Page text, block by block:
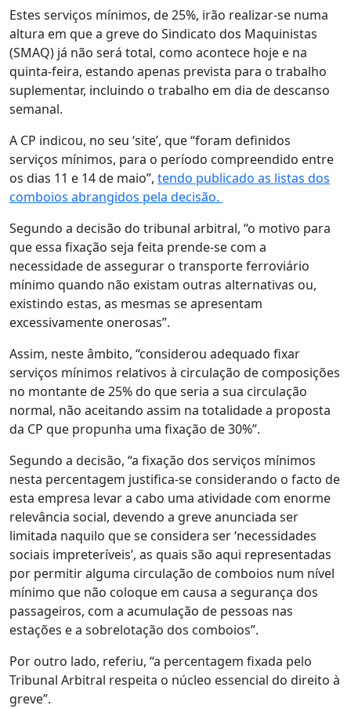
Estes serviços mínimos, de 25%, irão realizar-se numa
altura em que a greve do Sindicato dos Maquinistas
(SMAQ) já não será total, como acontece hoje e na
quinta-feira, estando apenas prevista para o trabalho
suplementar, incluindo o trabalho em dia de descanso
semanal.
A CP indicou, no seu ‘site’, que “foram definidos
serviços mínimos, para o período compreendido entre
os dias 11 e 14 de maio”, tendo publicado as listas dos
comboios abrangidos pela decisão.
Segundo a decisão do tribunal arbitral, “o motivo para
que essa fixação seja feita prende-se com a
necessidade de assegurar o transporte ferroviário
mínimo quando não existam outras alternativas ou,
existindo estas, as mesmas se apresentam
excessivamente onerosas”.
Assim, neste âmbito, “considerou adequado fixar
serviços mínimos relativos à circulação de composições
no montante de 25% do que seria a sua circulação
normal, não aceitando assim na totalidade a proposta
da CP que propunha uma fixação de 30%”.
Segundo a decisão, “a fixação dos serviços mínimos
nesta percentagem justifica-se considerando o facto de
esta empresa levar a cabo uma atividade com enorme
relevância social, devendo a greve anunciada ser
limitada naquilo que se considera ser ‘necessidades
sociais impreteríveis’, as quais são aqui representadas
por permitir alguma circulação de comboios num nível
mínimo que não coloque em causa a segurança dos
passageiros, com a acumulação de pessoas nas
estações e a sobrelotação dos comboios”.
Por outro lado, referiu, “a percentagem fixada pelo
Tribunal Arbitral respeita o núcleo essencial do direito à
greve”.